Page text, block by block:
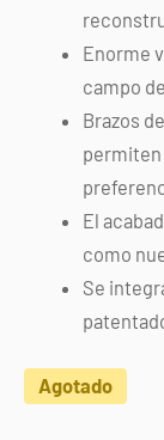
Enorme
campo
Brazos
permiten
El
como
Se
Agotado